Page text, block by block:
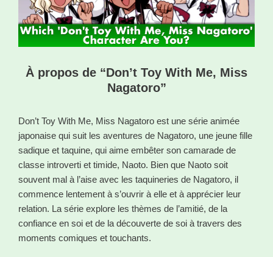
À propos de “Don’t Toy With Me, Miss
Nagatoro”
Don’t Toy With Me, Miss Nagatoro est une série animée
japonaise qui suit les aventures de Nagatoro, une jeune fille
sadique et taquine, qui aime embêter son camarade de
classe introverti et timide, Naoto. Bien que Naoto soit
souvent mal à l’aise avec les taquineries de Nagatoro, il
commence lentement à s’ouvrir à elle et à apprécier leur
relation. La série explore les thèmes de l’amitié, de la
confiance en soi et de la découverte de soi à travers des
moments comiques et touchants.